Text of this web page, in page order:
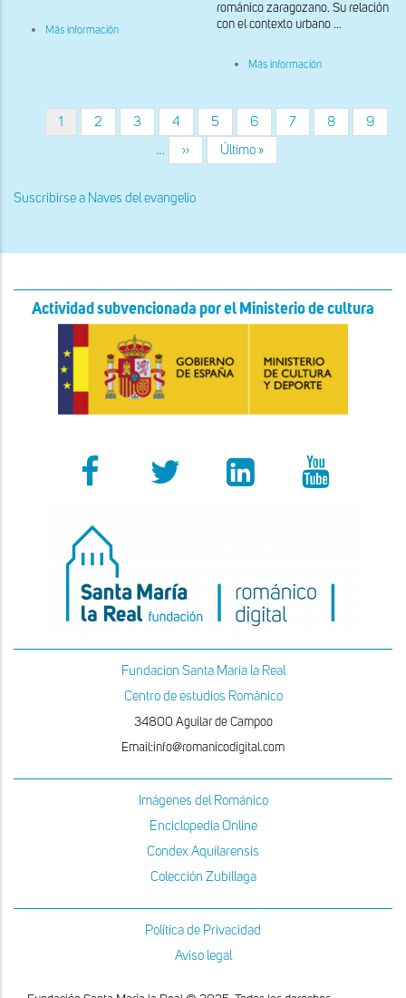
Más información
románico zaragozano. Su relación
con el contexto urbano ...
Más información
Paginación
Página
actual
1 Página
2 Página
3 Página
4 Página
5 Página
6 Página
7 Página
8 Página
9
…
Siguiente
página
››
Última
página
Último »
Suscribirse a Naves del evangelio
Actividad subvencionada por el Ministerio de cultura
Fundacion Santa Maria la Real
Centro de estudios Románico
34800 Aguilar de Campoo
Email:info@romanicodigital.com
Imágenes del Románico
Enciclopedia Online
Condex Aquilarensis
Colección Zubillaga
Política de Privacidad
Aviso legal